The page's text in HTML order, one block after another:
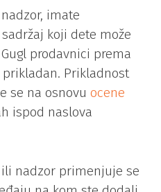
imate
koji dete može
prodavnici prema
Prikladnost
se na osnovu ocene
ispod naslova
nadzor primenjuje se